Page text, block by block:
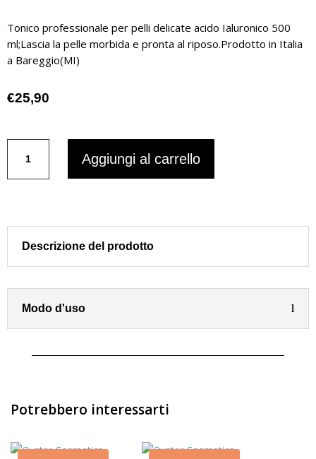
Tonico professionale per pelli delicate acido Ialuronico 500
ml;Lascia la pelle morbida e pronta al riposo.Prodotto in Italia
a Bareggio(MI)
€25,90
TONIC
Dr.
Tonico
pelli
Ialuronico
500
ml
Aggiungi al carrello
Descrizione del prodotto
Modo d'uso
Potrebbero interessarti